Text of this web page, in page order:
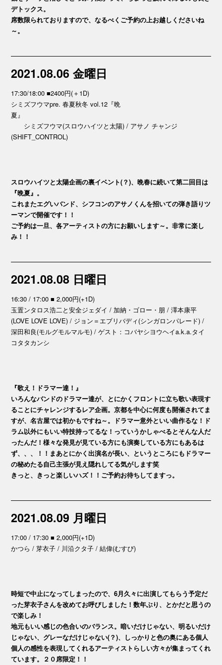
デトックス。
席数限られておりますので、なるべくご予約の上お越しくださいね
～。
2021.08.06 金曜日
17:30/18:00 ■2400円(＋1D)
シミズフウマpre. 春夏秋冬 vol.12『晩
夏
シミズフウマ(スロウハイツと太陽) / アサノ チャンジ
(SHIFT_CONTROL)
スロウハイツと太陽企画の裏イベント(？)、晩春に続いて第二回目は
『晩夏』。
これまたエグいバンド、シフコンのアサノくんを招いての弾き語りツ
ーマンで開催です！！
ご予約は一旦、各アーティストの方にお願いします～。非常に楽し
み！！
2021.08.08 日曜日
16:30 / 17:00 ■ 2,000円(+1D)
玉置ンタロス浩二と安全ジェダイ / 加納・ゴロー・朋 / 澤本康平
(LOVE LOVE LOVE) / ジョン＝エブリバディ(シンガロンパレード) /
深田和良(モルグモルマルモ) / ゲスト：コバヤシヨウヘイa.k.a.タイ
コタタカンシ
『歌え！ドラマー達！』
いろんなバンドのドラマー達が、とにかくフロントに立ち歌い表現す
ることにチャレンジするレア企画。京都を中心に何度も開催されてま
すが、名古屋では初かもですね～。ドラマー意外といい曲作るな！ド
ラム以外にもいい特技持ってるな！っていうかしゃべるとそんな人だ
ったんだ！様々な発見が見ている方にも演奏している方にもあるは
ず、、、！！まあとにかく出演名が長い、というところにもドラマー
の秘めたる自己主張が見え隠れしてる気がします笑
きっと、きっと楽しいハズ！！ご予約お待ちしてますっ。
2021.08.09 月曜日
17:00 / 17:30 ■ 2,000円(+1D)
かつら / 芽衣子 / 川沿クタ子 / 結偉(むすび)
時短で中止になってしまったので、6月久々に出演してもらう予定だ
った芽衣子さんを改めてお呼びしました！数年ぶり、とかだと思うの
で楽しみ！
地元もいい感じの色合いのバランス。暗いだけじゃない、明るいだけ
じゃない、グレーなだけじゃない(？)、しっかりと色の奥にある個人
個人の感性を表現してくれるアーティストらしい方々が集まってくれ
ています。２０席限定！！